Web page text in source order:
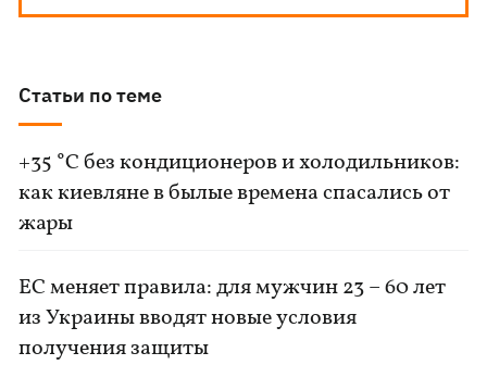
Статьи по теме
+35 °C без кондиционеров и холодильников:
как киевляне в былые времена спасались от
жары
ЕС меняет правила: для мужчин 23 – 60 лет
из Украины вводят новые условия
получения защиты